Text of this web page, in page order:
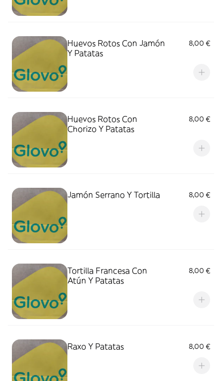
Huevos Rotos Con Jamón
Y Patatas
8,00 €
Huevos Rotos Con
Chorizo Y Patatas
8,00 €
Jamón Serrano Y Tortilla 8,00 €
Tortilla Francesa Con
Atún Y Patatas
8,00 €
Raxo Y Patatas 8,00 €